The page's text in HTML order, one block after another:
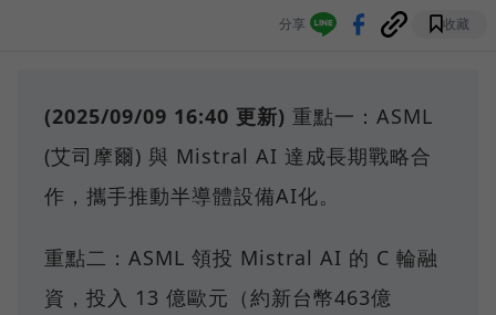
分享 收藏
(2025/09/09 16:40 更新) 重點一：ASML
(艾司摩爾) 與 Mistral AI 達成長期戰略合
作，攜手推動半導體設備AI化。
重點二：ASML 領投 Mistral AI 的 C 輪融
資，投入 13 億歐元（約新台幣463億